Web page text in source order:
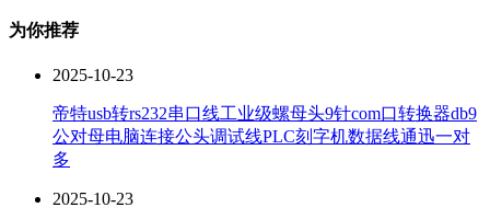
为你推荐
2025-10-23
帝特usb转rs232串口线工业级螺母头9针com口转换器db9
公对母电脑连接公头调试线PLC刻字机数据线通迅一对
多
2025-10-23